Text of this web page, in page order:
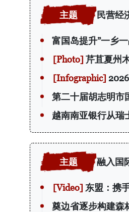
民营经
富国岛提升”一乡
芹苴夏州
第二十届胡志明市
越南南亚银行从瑞
融入国
东盟：携
奠边省逐步构建森